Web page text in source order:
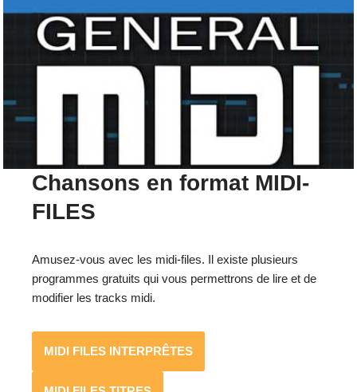
Chansons en format MIDI-
FILES
Amusez-vous avec les midi-files. Il existe plusieurs
programmes gratuits qui vous permettrons de lire et de
modifier les tracks midi.
MIDI FILES INTERPRÊTES